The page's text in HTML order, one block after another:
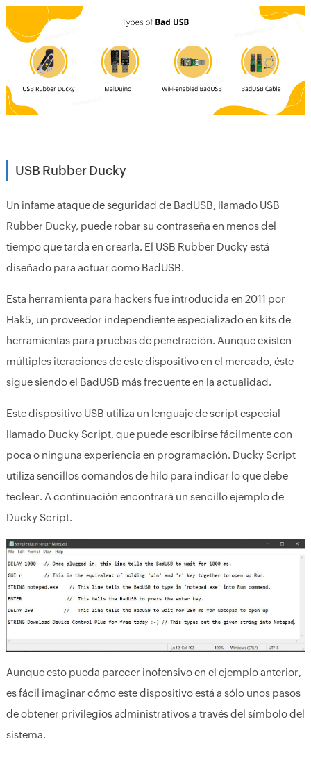
USB Rubber Ducky
Un infame ataque de seguridad de BadUSB, llamado USB
Rubber Ducky, puede robar su contraseña en menos del
tiempo que tarda en crearla. El USB Rubber Ducky está
diseñado para actuar como BadUSB.
Esta herramienta para hackers fue introducida en 2011 por
Hak5, un proveedor independiente especializado en kits de
herramientas para pruebas de penetración. Aunque existen
múltiples iteraciones de este dispositivo en el mercado, éste
sigue siendo el BadUSB más frecuente en la actualidad.
Este dispositivo USB utiliza un lenguaje de script especial
llamado Ducky Script, que puede escribirse fácilmente con
poca o ninguna experiencia en programación. Ducky Script
utiliza sencillos comandos de hilo para indicar lo que debe
teclear. A continuación encontrará un sencillo ejemplo de
Ducky Script.
Aunque esto pueda parecer inofensivo en el ejemplo anterior,
es fácil imaginar cómo este dispositivo está a sólo unos pasos
de obtener privilegios administrativos a través del símbolo del
sistema.